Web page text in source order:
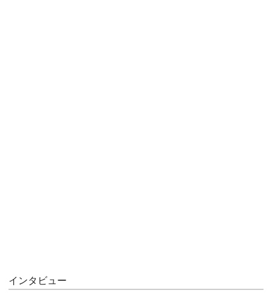
インタビュー